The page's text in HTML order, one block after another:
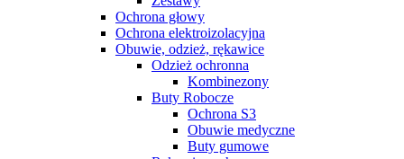
Ochrona głowy
Ochrona elektroizolacyjna
Obuwie, odzież, rękawice
Odzież ochronna
Kombinezony
Buty Robocze
Ochrona S3
Obuwie medyczne
Buty gumowe